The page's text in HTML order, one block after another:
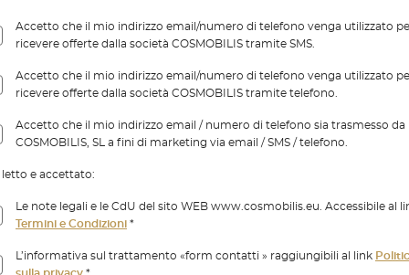
Accetto che il mio indirizzo email/numero di telefono venga utilizzato
ricevere offerte dalla società COSMOBILIS tramite SMS.
Accetto che il mio indirizzo email/numero di telefono venga utilizzato
ricevere offerte dalla società COSMOBILIS tramite telefono.
Accetto che il mio indirizzo email / numero di telefono sia trasmesso da
COSMOBILIS, SL a fini di marketing via email / SMS / telefono.
letto e accettato:
Le note legali e le CdU del sito WEB www.cosmobilis.eu. Accessibile al
Termini e Condizioni *
L’informativa sul trattamento «form contatti » raggiungibili al link